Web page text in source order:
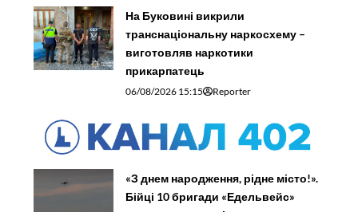
На Буковині викрили
транснаціональну наркосхему –
виготовляв наркотики
прикарпатець
06/08/2026 15:15 Reporter
«З днем народження, рідне місто!».
Бійці 10 бригади «Едельвейс»